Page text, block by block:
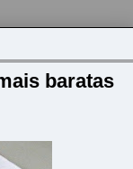
baratas